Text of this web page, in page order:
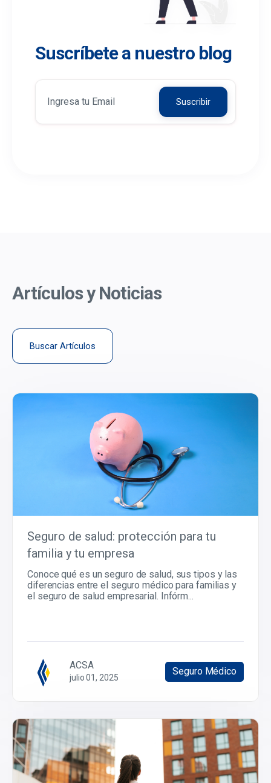
Suscríbete a nuestro blog
Artículos y Noticias
Buscar Artículos
Seguro de salud: protección para tu
familia y tu empresa
Conoce qué es un seguro de salud, sus tipos y las
diferencias entre el seguro médico para familias y
el seguro de salud empresarial. Infórm...
ACSA
julio 01, 2025
Seguro Médico